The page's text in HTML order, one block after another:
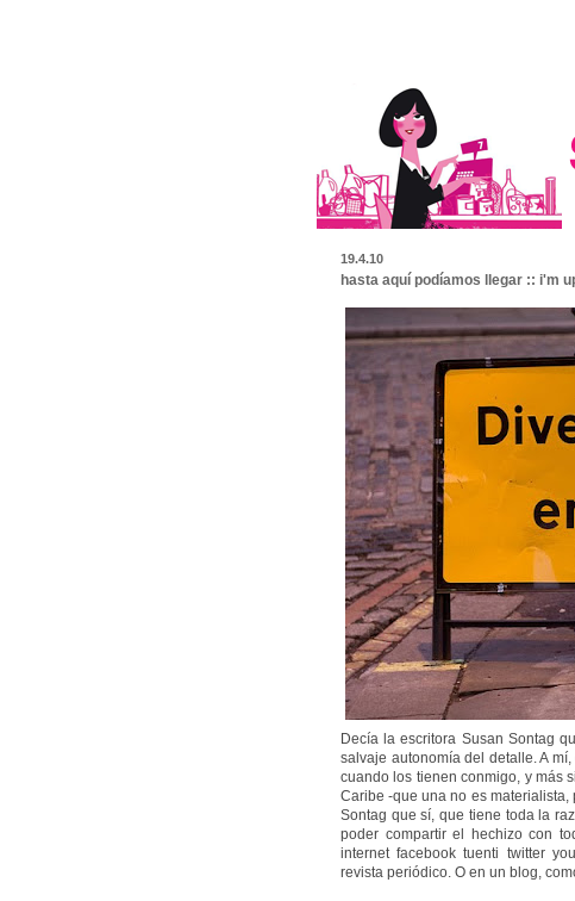
19.4.10
hasta aquí podíamos llegar :: i'm
Decía la escritora Susan Sontag
salvaje autonomía del detalle. A
cuando los tienen conmigo, y más
Caribe -que una no es
Sontag que sí, que tiene toda la
poder compartir el hechizo con
internet facebook tuenti twitter
revista periódico. O en un blog,